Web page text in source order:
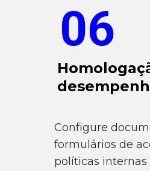
06
Configure
formulários de
políticas internas